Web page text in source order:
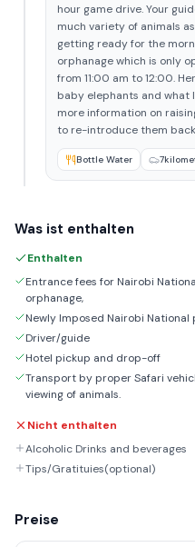
hour game drive. Your
much variety of animals
getting ready for the
orphanage which is only
from 11:00 am to 12:00.
baby elephants and what
more information on
to re-introduce them
Bottle Water
Was ist enthalten
Enthalten
Entrance fees for Nairobi
orphanage,
Newly Imposed Nairobi National
Driver/guide
Hotel pickup and drop-off
Transport by proper Safari
viewing of animals.
Nicht enthalten
Alcoholic Drinks and beverages
Tips/Gratituies(optional)
Preise